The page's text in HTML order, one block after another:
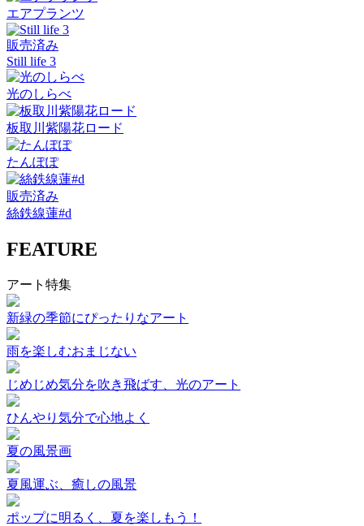
エアプランツ
販売済み
Still life 3
光のしらべ
板取川紫陽花ロード
たんぽぽ
販売済み
絲鉄線蓮#d
FEATURE
アート特集
新緑の季節にぴったりなアート
雨を楽しむおまじない
じめじめ気分を吹き飛ばす、光のアート
ひんやり気分で心地よく
夏の風景画
夏風運ぶ、癒しの風景
ポップに明るく、夏を楽しもう！